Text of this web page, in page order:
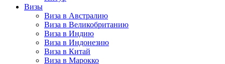
Визы
Виза в Австралию
Виза в Великобританию
Виза в Индию
Виза в Индонезию
Виза в Китай
Виза в Марокко